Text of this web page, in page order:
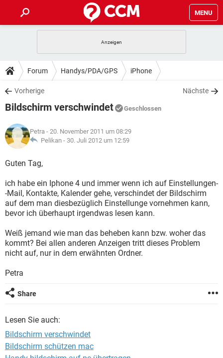
MENU
ANDROID IOS
WINDOWS 10
WHATSAPP TIKTOK
FACEBOOK
TIPPS & TRICKS
SPIELE STREAMING
WHATSAPP TIKTOK
FACEBOOK
DOWNLOADS
SPIELE STREAMING
ANDROID
WINDOWS 10 INSTAGRAM
WHATSAPP
SPIELE STREAMING
ANDROID
WINDOWS 10
WHATSAPP TIKTOK
FACEBOOK HARDWARE
LEXIKON
SPIELE
WINDOWS 10 INSTAGRAM
WHATSAPP TIKTOK
Forum Handys/PDA/GPS iPhone
Vorherige Nächste
Bildschirm verschwindet Geschlossen
Petra - 20. November 2011 um 08:29
Pelikan - 30. Juli 2012 um 12:59
Guten Tag,
ich habe ein Iphone 4 und immer wenn ich auf Einstellungen-
-Mail, Kontakte, Kalender gehe, verschindet der Bildschirm
auf dem man diesbezüglich Einstellunge vornehmen kann,
bevor ich überhaupt irgendwas lesen kann.
Weiß jemand wie man das beheben kann bzw. woher das
kommt? Bei allen anderen Anzeigen tritt dieses Problem
nicht auf, nur in dem erwähnten Ordner.
Petra
Share
Lesen Sie auch:
Bildschirm verschwindet
Bildschirm schützen mac